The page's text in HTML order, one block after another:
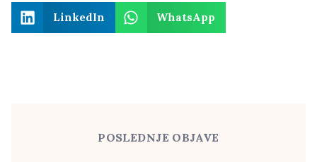
LinkedIn WhatsApp
POSLEDNJE OBJAVE